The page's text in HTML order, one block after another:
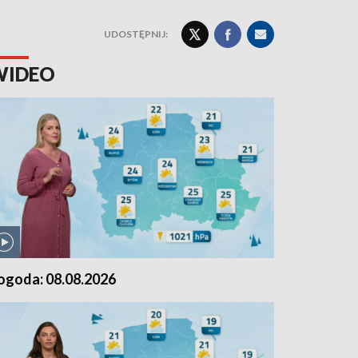
UDOSTĘPNIJ:
08.08.2026